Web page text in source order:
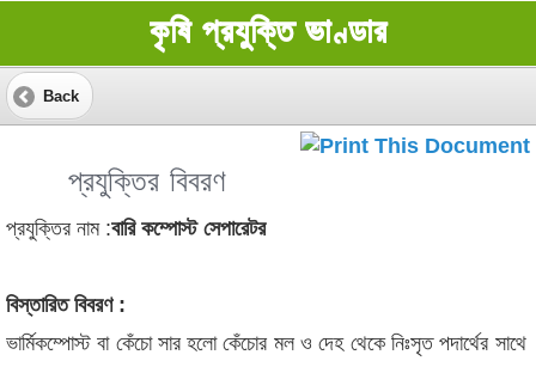
কৃষি প্রযুক্তি ভাণ্ডার
Back
প্রযুক্তির বিবরণ
প্রযুক্তির নাম :বারি কম্পোস্ট সেপারেটর
বিস্তারিত বিবরণ :
ভার্মিকম্পোস্ট বা কেঁচো সার হলো কেঁচোর মল ও দেহ থেকে নিঃসৃত পদার্থের সাথে